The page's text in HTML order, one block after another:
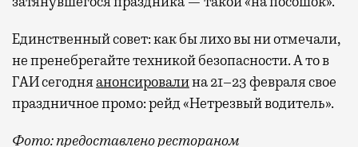
Единственный совет: как бы лихо вы ни отмечали,
не пренебрегайте техникой безопасности. А то в
ГАИ сегодняанонсировалина 21–23 февраля свое
праздничное промо: рейд «Нетрезвый водитель».
Фото: предоставлено рестораном